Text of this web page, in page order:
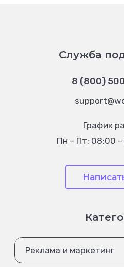
Служба
8 (800)
График
Пн – Пт: 08:00
Реклама и маркетинг